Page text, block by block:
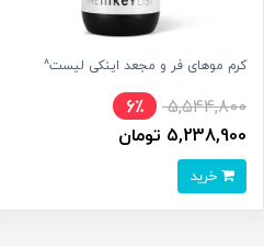
کرم موهای فر و مجعد اینکی لیست^
5,544,800
6٪
5,238,900 تومان